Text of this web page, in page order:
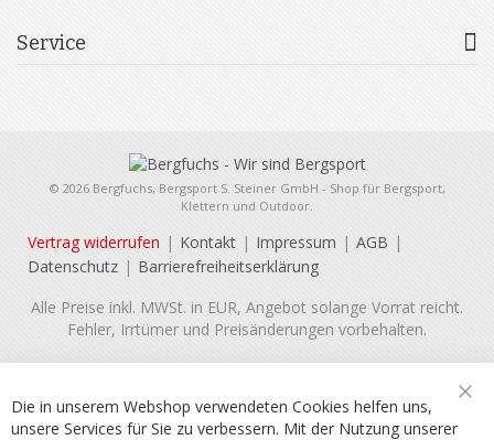
Service
© 2026 Bergfuchs, Bergsport S. Steiner GmbH - Shop für Bergsport,
Klettern und Outdoor.
Vertrag widerrufen Kontakt Impressum
AGB
Datenschutz
Barrierefreiheitserklärung
Alle Preise inkl. MWSt. in EUR, Angebot solange Vorrat reicht.
Fehler, Irrtümer und Preisänderungen vorbehalten.
Die in unserem Webshop verwendeten Cookies helfen uns,
unsere Services für Sie zu verbessern. Mit der Nutzung unserer